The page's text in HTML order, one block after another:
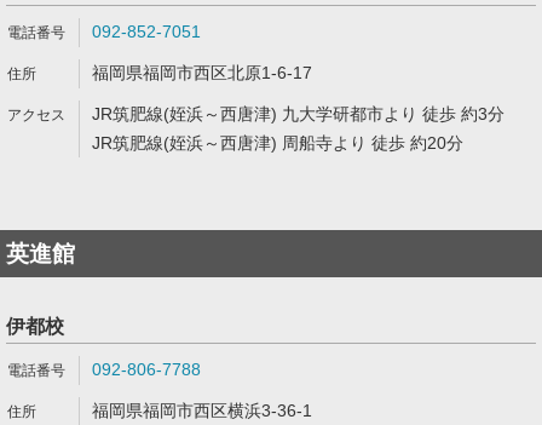
092-852-7051
福岡県福岡市西区北原1-6-17
JR筑肥線(姪浜～西唐津) 九大学研都市より 徒歩 約3分
JR筑肥線(姪浜～西唐津) 周船寺より 徒歩 約20分
英進館
伊都校
092-806-7788
福岡県福岡市西区横浜3-36-1